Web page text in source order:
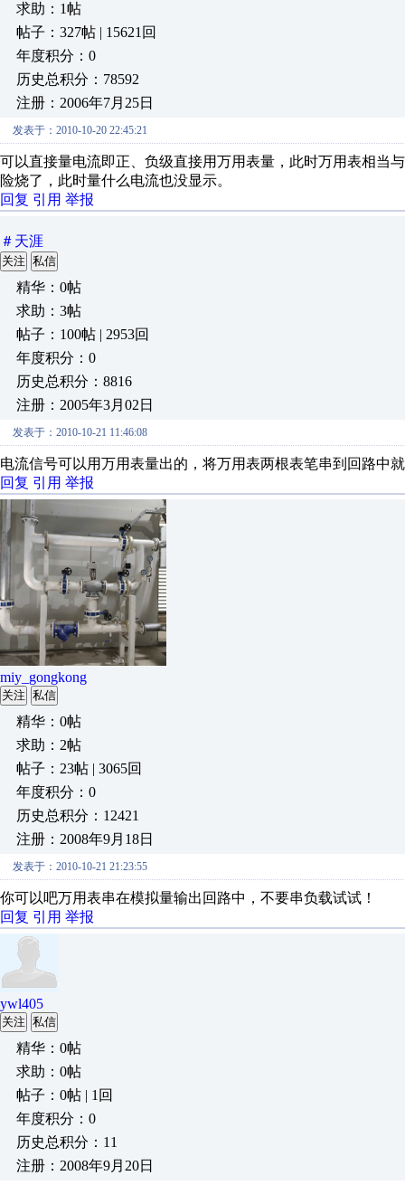
求助：1帖
帖子：327帖 | 15621回
年度积分：0
历史总积分：78592
注册：2006年7月25日
发表于：2010-10-20 22:45:21
可以直接量电流即正、负级直接用万用表量，此时万用表相当
险烧了，此时量什么电流也没显示。
回复 引用 举报
＃天涯
关注 私信
精华：0帖
求助：3帖
帖子：100帖 | 2953回
年度积分：0
历史总积分：8816
注册：2005年3月02日
发表于：2010-10-21 11:46:08
电流信号可以用万用表量出的，将万用表两根表笔串到回路中
回复 引用 举报
miy_gongkong
关注 私信
精华：0帖
求助：2帖
帖子：23帖 | 3065回
年度积分：0
历史总积分：12421
注册：2008年9月18日
发表于：2010-10-21 21:23:55
你可以吧万用表串在模拟量输出回路中，不要串负载试试！
回复 引用 举报
ywl405
关注 私信
精华：0帖
求助：0帖
帖子：0帖 | 1回
年度积分：0
历史总积分：11
注册：2008年9月20日